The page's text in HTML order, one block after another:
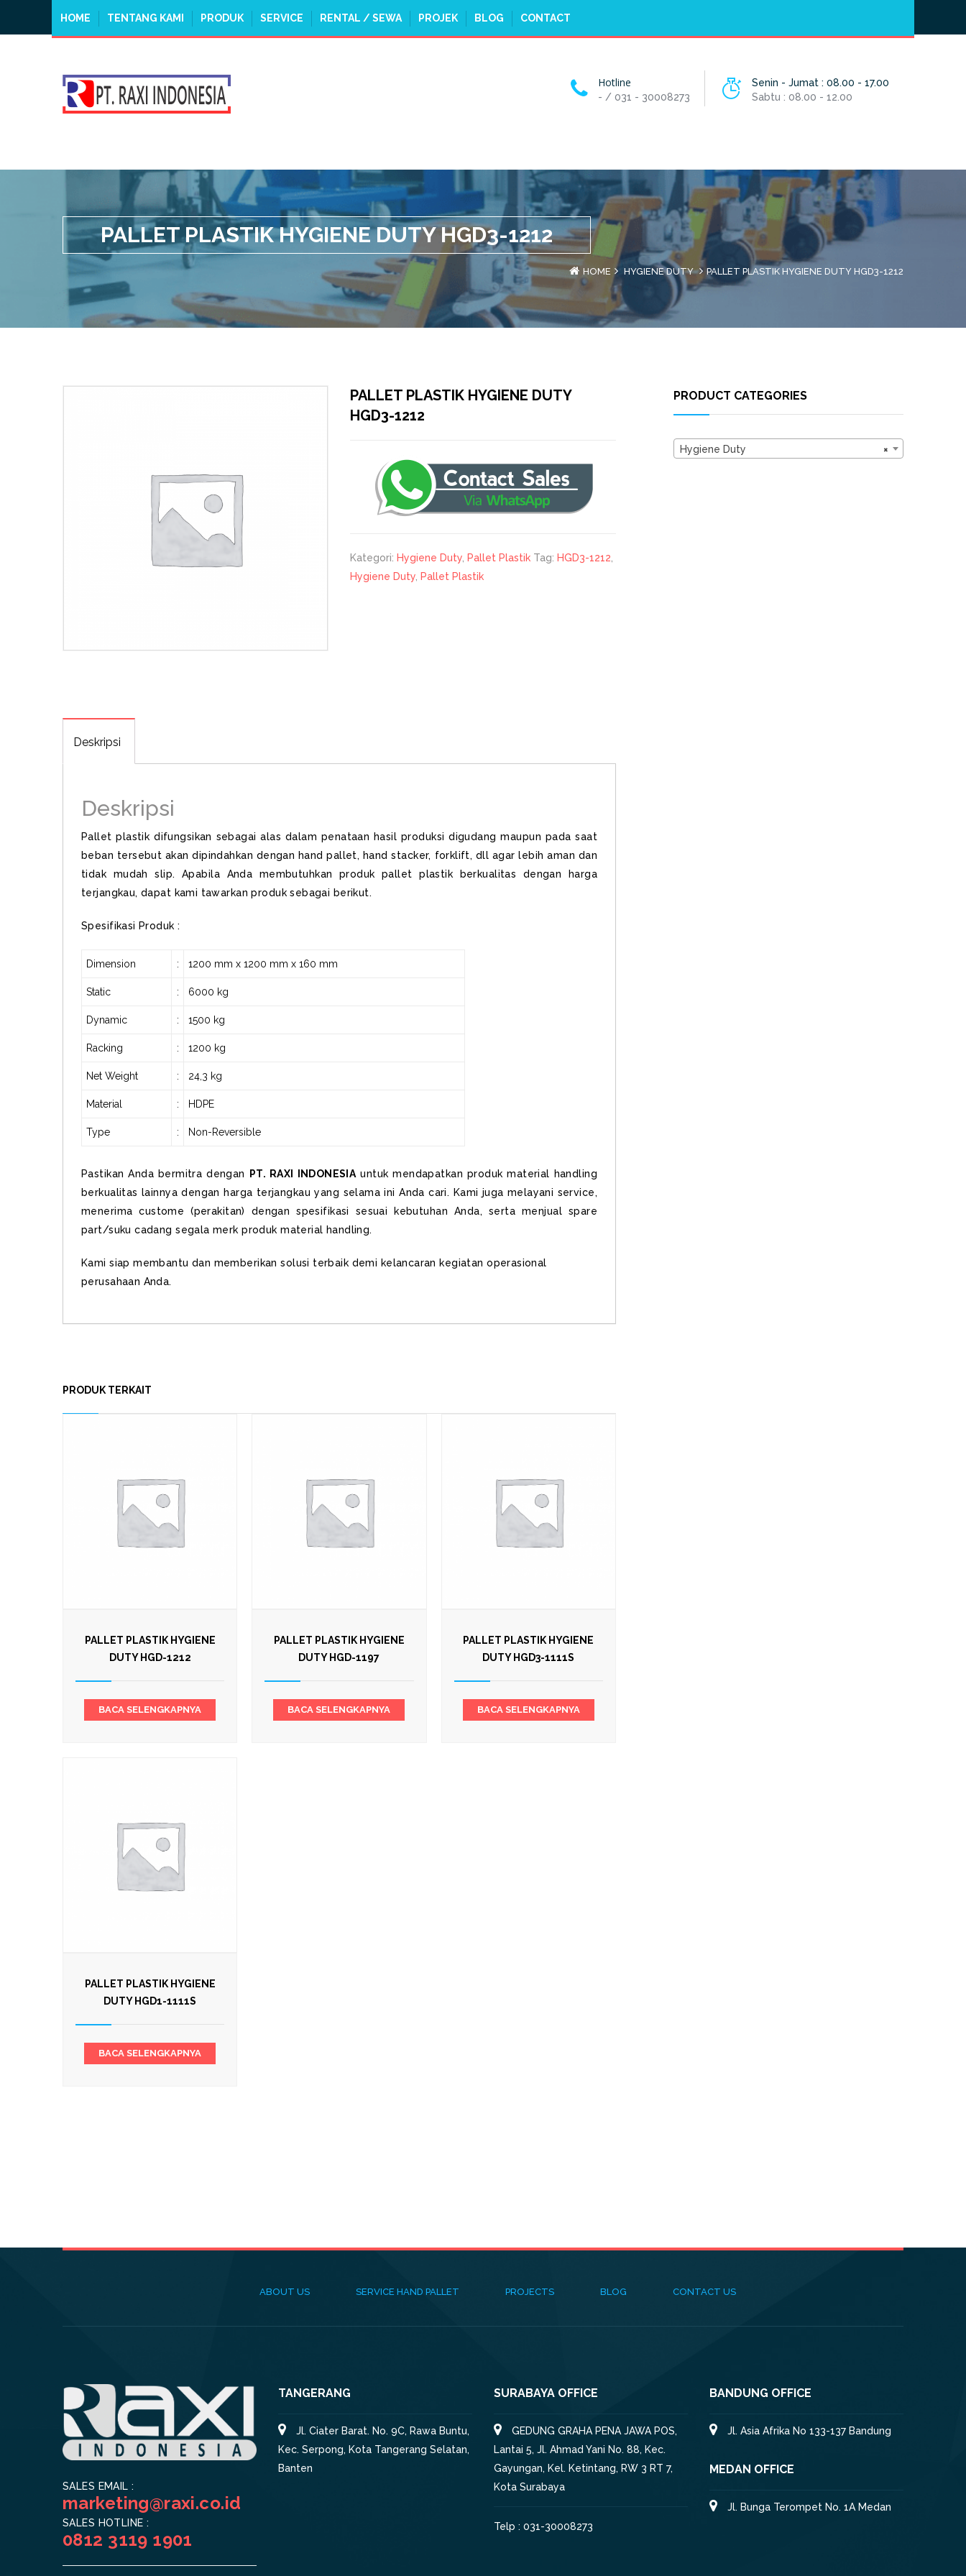
Senin - Jumat : 08.00 - 17.00
Sabtu : 08.00 - 12.00
Hotline
- / 031 - 30008273
HOME TENTANG KAMI PRODUK SERVICE RENTAL / SEWA PROJEK BLOG CONTACT
PALLET PLASTIK HYGIENE DUTY HGD3-1212
HOME HYGIENE DUTY PALLET PLASTIK HYGIENE DUTY HGD3-1212
PALLET PLASTIK HYGIENE DUTY
HGD3-1212
Kategori: Hygiene Duty Pallet Plastik Tag: HGD3-1212
Hygiene Duty Pallet Plastik
Deskripsi
Deskripsi
Pallet plastik difungsikan sebagai alas dalam penataan hasil produksi digudang maupun pada saat
beban tersebut akan dipindahkan dengan hand pallet, hand stacker, forklift, dll agar lebih aman dan
tidak mudah slip. Apabila Anda membutuhkan produk pallet plastik berkualitas dengan harga
terjangkau, dapat kami tawarkan produk sebagai berikut.
Spesifikasi Produk :
Dimension : 1200 mm x 1200 mm x 160 mm
Static : 6000 kg
Dynamic : 1500 kg
Racking : 1200 kg
Net Weight : 24,3 kg
Material : HDPE
Type : Non-Reversible
Pastikan Anda bermitra dengan PT. RAXI INDONESIA untuk mendapatkan produk material handling
berkualitas lainnya dengan harga terjangkau yang selama ini Anda cari. Kami juga melayani service,
menerima custome (perakitan) dengan spesifikasi sesuai kebutuhan Anda, serta menjual spare
part/suku cadang segala merk produk material handling.
Kami siap membantu dan memberikan solusi terbaik demi kelancaran kegiatan operasional
perusahaan Anda.
PRODUK TERKAIT
PALLET PLASTIK HYGIENE
DUTY HGD-1212
BACA SELENGKAPNYA
PALLET PLASTIK HYGIENE
DUTY HGD-1197
BACA SELENGKAPNYA
PALLET PLASTIK HYGIENE
DUTY HGD3-1111S
BACA SELENGKAPNYA
PALLET PLASTIK HYGIENE
DUTY HGD1-1111S
BACA SELENGKAPNYA
PRODUCT CATEGORIES
×
Hygiene Duty
ABOUT US SERVICE HAND PALLET PROJECTS BLOG CONTACT US
SALES EMAIL :
marketing@raxi.co.id
SALES HOTLINE :
0812 3119 1901
TANGERANG
Jl. Ciater Barat. No. 9C, Rawa Buntu,
Kec. Serpong, Kota Tangerang Selatan,
Banten
SURABAYA OFFICE
GEDUNG GRAHA PENA JAWA POS,
Lantai 5, Jl. Ahmad Yani No. 88, Kec.
Gayungan, Kel. Ketintang, RW 3 RT 7,
Kota Surabaya
Telp : 031-30008273
BANDUNG OFFICE
Jl. Asia Afrika No 133-137 Bandung
MEDAN OFFICE
Jl. Bunga Terompet No. 1A Medan